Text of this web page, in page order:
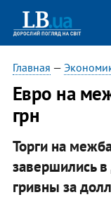
Главная —
Евро на
грн
Торги на
завершились
гривны за